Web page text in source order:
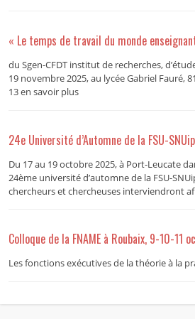
« Le temps de travail du monde
du Sgen-CFDT institut de recherches,
19 novembre 2025, au lycée Gabriel Fauré,
13 en savoir plus
24e Université d’Automne de la FSU-
Du 17 au 19 octobre 2025, à Port-Leucate
24ème université d’automne de la FSU-
chercheurs et chercheuses interviendront
Colloque de la FNAME à Roubaix, 9-10-11
Les fonctions exécutives de la théorie à la